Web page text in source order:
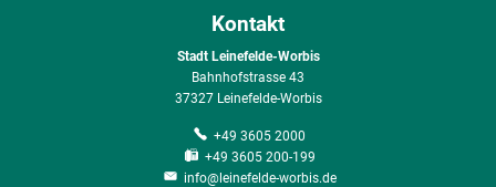
Kontakt
Stadt Leinefelde-Worbis
Bahnhofstrasse 43
37327 Leinefelde-Worbis
+49 3605 2000
+49 3605 200-199
info@leinefelde-worbis.de